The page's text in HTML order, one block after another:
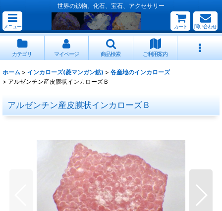
世界の鉱物、化石、宝石、アクセサリー
メニュー カート 問い合わせ
カテゴリ マイページ 商品検索 ご利用案内
ホーム > インカローズ(菱マンガン鉱) > 各産地のインカローズ
> アルゼンチン産皮膜状インカローズＢ
アルゼンチン産皮膜状インカローズＢ